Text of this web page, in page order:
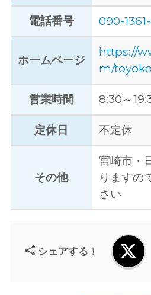
電話番号 090-
ホームページ
https://
m/
営業時間 8:30～
定休日 不定休
その他
宮崎市・
りますの
さい
シェアする！